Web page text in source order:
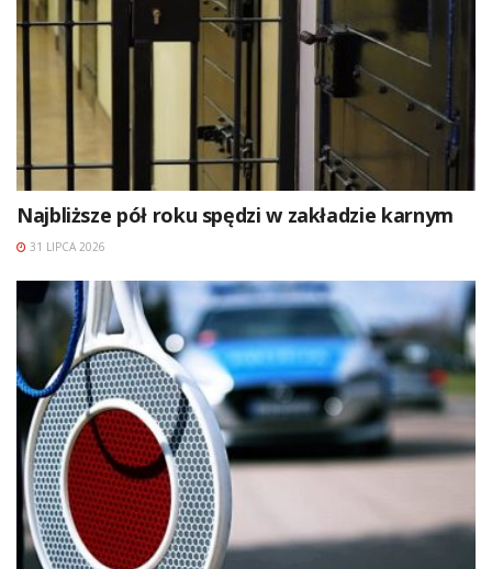
Najbliższe pół roku spędzi w zakładzie karnym
31 LIPCA 2026